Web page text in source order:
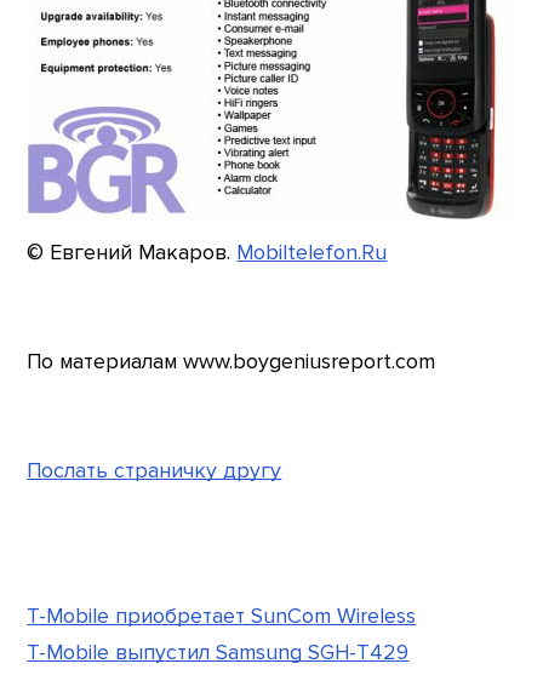
© Евгений Макаров. Mobiltelefon.Ru
По материалам www.boygeniusreport.com
Послать страничку другу
T-Mobile приобретает SunCom Wireless
T-Mobile выпустил Samsung SGH-T429